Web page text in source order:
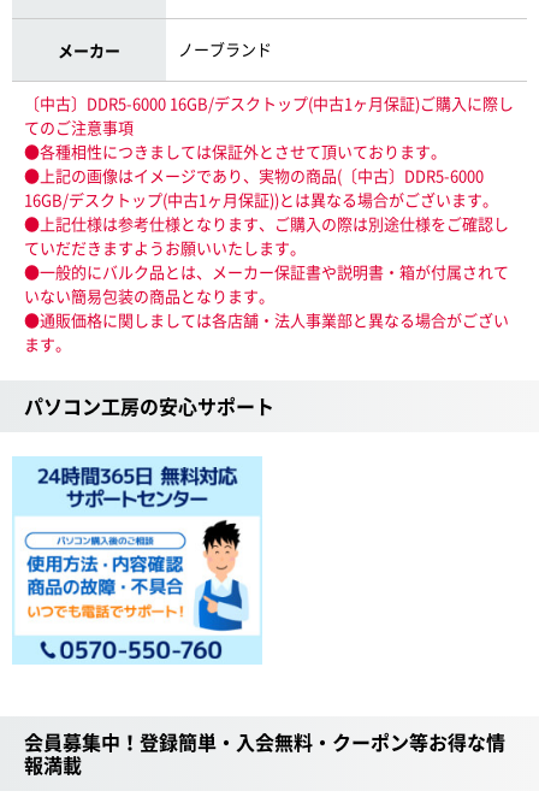
メーカー ノーブランド
〔中古〕DDR5-6000 16GB/デスクトップ(中古1ヶ月保証)ご購入に際し
てのご注意事項
●各種相性につきましては保証外とさせて頂いております。
●上記の画像はイメージであり、実物の商品(〔中古〕DDR5-6000
16GB/デスクトップ(中古1ヶ月保証))とは異なる場合がございます。
●上記仕様は参考仕様となります、ご購入の際は別途仕様をご確認し
ていだだきますようお願いいたします。
●一般的にバルク品とは、メーカー保証書や説明書・箱が付属されて
いない簡易包装の商品となります。
●通販価格に関しましては各店舗・法人事業部と異なる場合がござい
ます。
パソコン工房の安心サポート
会員募集中！登録簡単・入会無料・クーポン等お得な情
報満載